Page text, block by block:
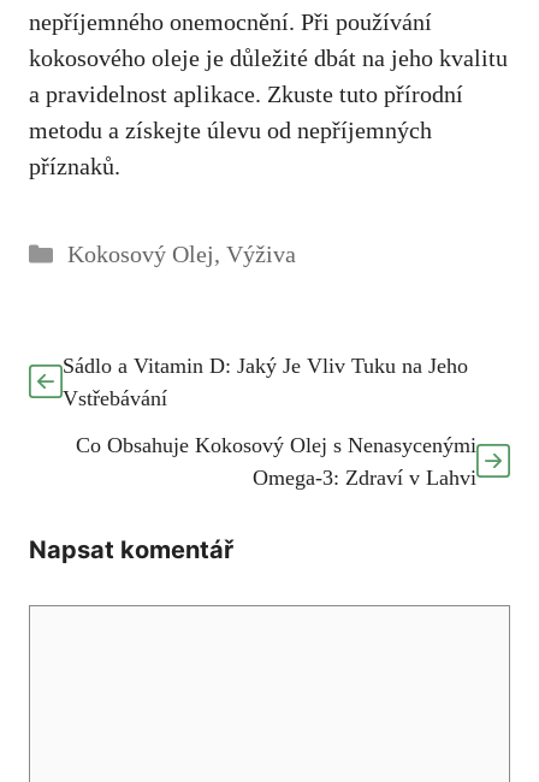
⁤nepříjemného onemocnění.⁤ Při používání
kokosového oleje⁣ je důležité⁣ dbát na jeho kvalitu
a pravidelnost aplikace. Zkuste tuto přírodní
metodu a‌ získejte úlevu od nepříjemných
příznaků.
Rubriky
Kokosový Olej, Výživa
Sádlo a Vitamin D: Jaký Je Vliv Tuku na Jeho
Vstřebávání
Co Obsahuje Kokosový Olej s Nenasycenými
Omega-3: Zdraví v Lahvi
Napsat komentář